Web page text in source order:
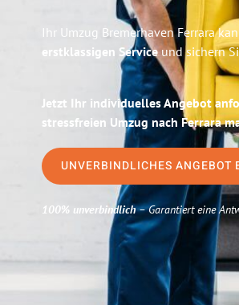
Ihr Umzug Bremerhaven Ferrara
erstklassigen Serviceund sichern
Jetzt Ihr individuelles Angebot
stressfreien Umzug nach Ferrara
UNVERBINDLICHES ANGEBOT
100% unverbindlich– Garantiert eine